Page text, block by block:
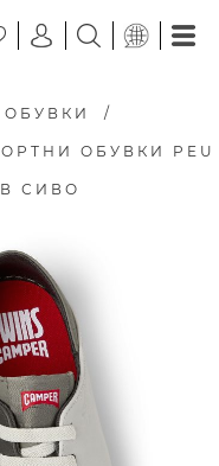
ОБУВКИ /
ОБУВКИ PEU
В СИВО